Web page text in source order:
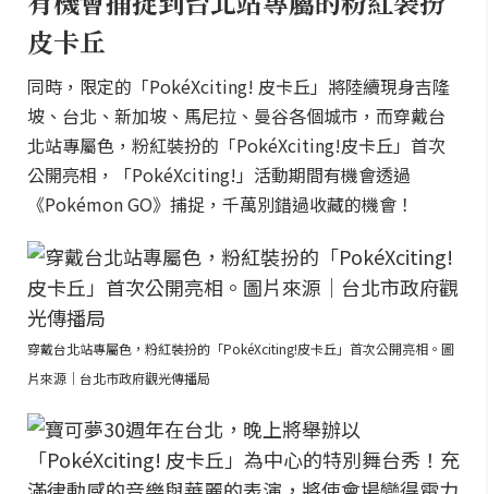
皮卡丘
同時，限定的「PokéXciting! 皮卡丘」將陸續現身吉隆
坡、台北、新加坡、馬尼拉、曼谷各個城市，而穿戴台
北站專屬色，粉紅裝扮的「PokéXciting!皮卡丘」首次
公開亮相，「PokéXciting!」活動期間有機會透過
《Pokémon GO》捕捉，千萬別錯過收藏的機會！
穿戴台北站專屬色，粉紅裝扮的「PokéXciting!皮卡丘」首次公開亮相。圖
片來源｜台北市政府觀光傳播局